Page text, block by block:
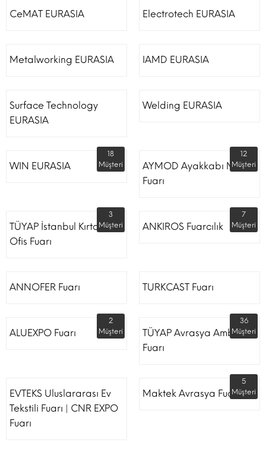
CeMAT EURASIA Electrotech EURASIA
Metalworking EURASIA IAMD EURASIA
Surface Technology
EURASIA
Welding EURASIA
WIN EURASIA
18
Müşteri
AYMOD Ayakkabı Moda
Fuarı
12
Müşteri
TÜYAP İstanbul Kırtasiye
Ofis Fuarı
3
Müşteri
ANKIROS Fuarcılık
7
Müşteri
ANNOFER Fuarı TURKCAST Fuarı
ALUEXPO Fuarı
2
Müşteri
TÜYAP Avrasya Ambalaj
Fuarı
36
Müşteri
EVTEKS Uluslararası Ev
Tekstili Fuarı | CNR EXPO
Fuarı
Maktek Avrasya Fuarı
5
Müşteri